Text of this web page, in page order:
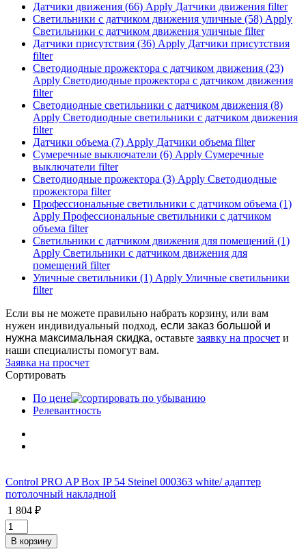
Датчики движения (66) Apply Датчики движения filter
Светильники с датчиком движения уличные (58) Apply
Светильники с датчиком движения уличные filter
Датчики присутствия (36) Apply Датчики присутствия
filter
Светодиодные прожектора с датчиком движения (23)
Apply Светодиодные прожектора с датчиком движения
filter
Светодиодные светильники с датчиком движения (8)
Apply Светодиодные светильники с датчиком движения
filter
Датчики объема (7) Apply Датчики объема filter
Сумеречные выключатели (6) Apply Сумеречные
выключатели filter
Светодиодные прожектора (3) Apply Светодиодные
прожектора filter
Профессиональные светильники с датчиком объема (1)
Apply Профессиональные светильники с датчиком
объема filter
Светильники с датчиком движения для помещений (1)
Apply Светильники с датчиком движения для
помещений filter
Уличные светильники (1) Apply Уличные светильники
filter
Если вы не можете правильно набрать корзину, или вам
нужен индивидуальный подход, если заказ большой и
нужна максимальная скидка, оставьте заявку на просчет и
наши специалисты помогут вам.
Заявка на просчет
Сортировать
По цене
Релевантность
Control PRO AP Box IP 54 Steinel 000363 white/ адаптер
потолочный накладной
1 804 ₽